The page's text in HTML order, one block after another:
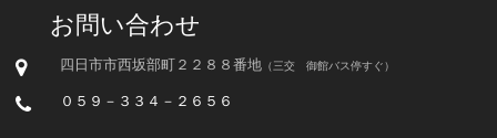
お問い合わせ
四日市市西坂部町２２８８番地（三交 御館バス停すぐ）
０５９－３３４－２６５６